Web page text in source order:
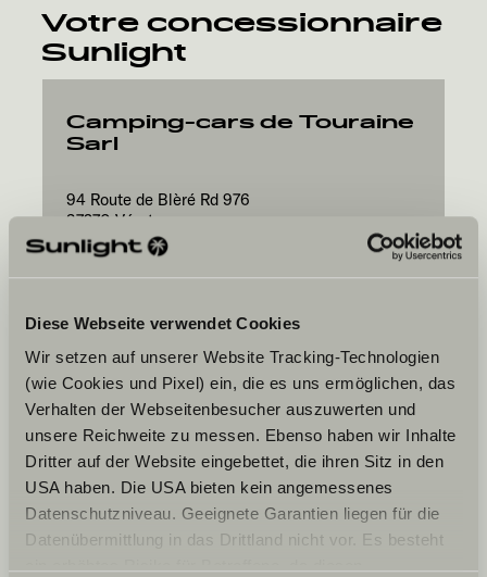
Diese Webseite verwendet Cookies
Wir setzen auf unserer Website Tracking-Technologien
(wie Cookies und Pixel) ein, die es uns ermöglichen, das
Verhalten der Webseitenbesucher auszuwerten und
unsere Reichweite zu messen. Ebenso haben wir Inhalte
Dritter auf der Website eingebettet, die ihren Sitz in den
USA haben. Die USA bieten kein angemessenes
Datenschutzniveau. Geeignete Garantien liegen für die
Datenübermittlung in das Drittland nicht vor. Es besteht
Votre concessionnaire
Sunlight
Camping-cars de Touraine
Sarl
94 Route de Blèré Rd 976
37270 Véretz
Ta date souhaitée
Date